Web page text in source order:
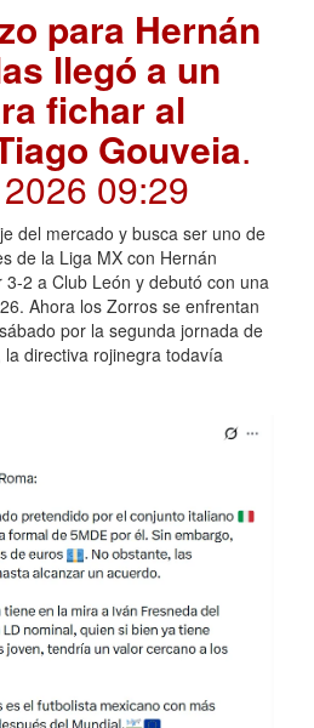
para Hernán
llegó a un
fichar al
Gouveia.
09:29
del mercado y busca ser uno de
de la Liga MX con Hernán
2 a Club León y debutó con una
Ahora los Zorros se enfrentan
por la segunda jornada de
directiva rojinegra todavía